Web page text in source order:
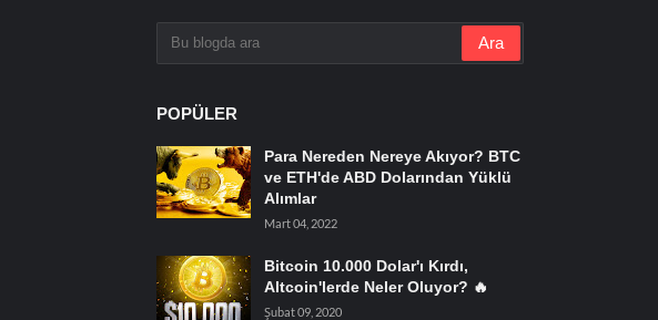
POPÜLER
Para Nereden Nereye Akıyor? BTC
ve ETH'de ABD Dolarından Yüklü
Alımlar
Mart 04, 2022
Bitcoin 10.000 Dolar'ı Kırdı,
Altcoin'lerde Neler Oluyor? 🔥
Şubat 09, 2020